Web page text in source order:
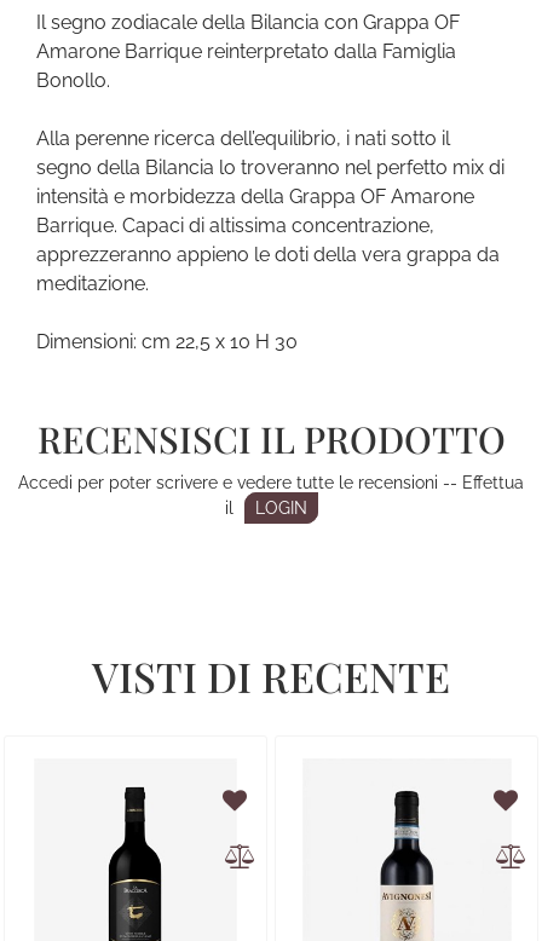
Il segno zodiacale della Bilancia con Grappa OF
Amarone Barrique reinterpretato dalla Famiglia
Bonollo.
Alla perenne ricerca dell’equilibrio, i nati sotto il
segno della Bilancia lo troveranno nel perfetto mix di
intensità e morbidezza della Grappa OF Amarone
Barrique. Capaci di altissima concentrazione,
apprezzeranno appieno le doti della vera grappa da
meditazione.
Dimensioni: cm 22,5 x 10 H 30
RECENSISCI IL PRODOTTO
Accedi per poter scrivere e vedere tutte le recensioni -- Effettua
il
LOGIN
VISTI DI RECENTE